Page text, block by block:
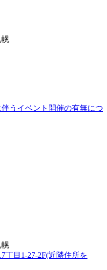
幌
うイベント開催の有無につ
幌
丁目1-27-2F(近隣住所を